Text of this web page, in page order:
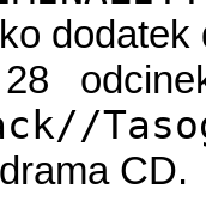
28
drama CD.